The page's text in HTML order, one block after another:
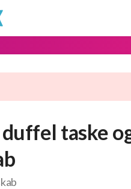
taske